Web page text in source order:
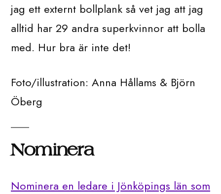
jag ett externt bollplank så vet jag att jag
alltid har 29 andra superkvinnor att bolla
med. Hur bra är inte det!
Foto/illustration: Anna Hållams & Björn
Öberg
Nominera
Nominera en ledare i Jönköpings län som